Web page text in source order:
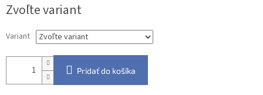
cena:
Zvoľte variant
Variant
Pridať do košíka